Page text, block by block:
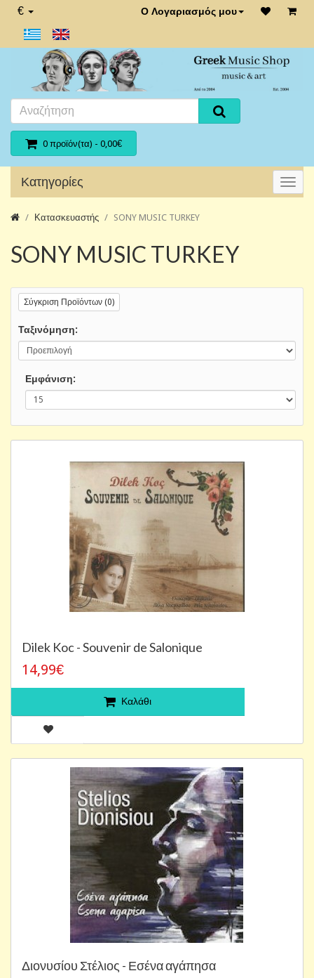
€ Ο Λογαριασμός μου
0 προϊόν(τα) - 0,00€
Κατηγορίες
Κατασκευαστής SONY MUSIC TURKEY
SONY MUSIC TURKEY
Σύγκριση Προϊόντων (0)
Ταξινόμηση:
Εμφάνιση:
Dilek Koc - Souvenir de Salonique
14,99€
Καλάθι
Διονυσίου Στέλιος - Εσένα αγάπησα